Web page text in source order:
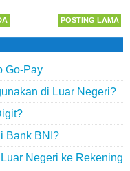
POSTING LAMA
Go-Pay
di Luar Negeri?
Bank BNI?
Negeri ke Rekening